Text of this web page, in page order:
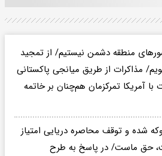
منطقه دشمن نیستیم/ از تمجید
مذاکرات از طریق میانجی پاکستانی
با آمریکا تمرکزمان هم‌چنان بر خاتمه
شده و توقف محاصره دریایی امتیاز
حق ماست/ در پاسخ به طرح